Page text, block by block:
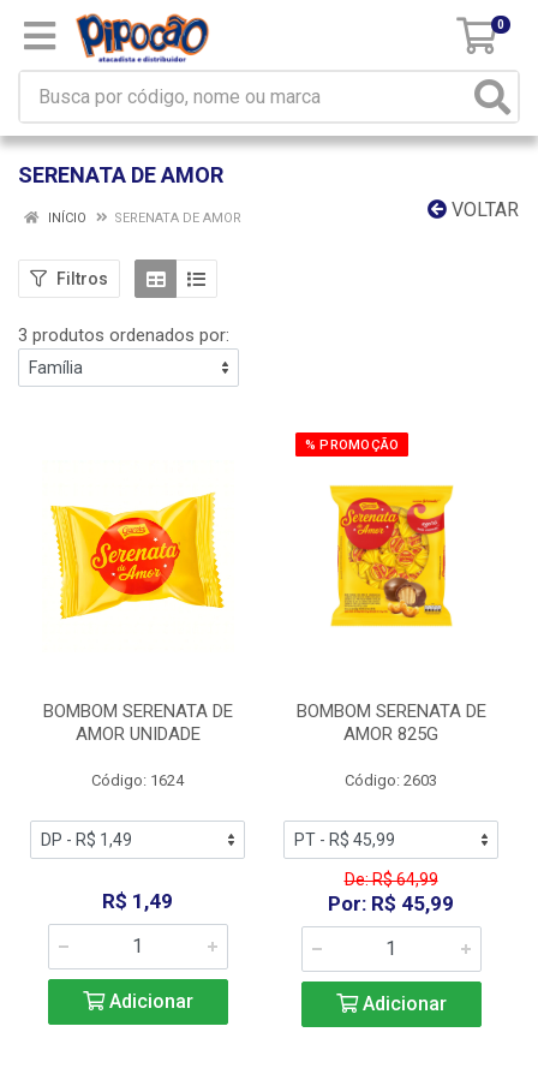
0
SERENATA DE AMOR
VOLTAR
INÍCIO SERENATA DE AMOR
Filtros
3 produtos ordenados por:
BOMBOM SERENATA DE
AMOR UNIDADE
Código: 1624
R$ 1,49
Adicionar
% PROMOÇÃO
BOMBOM SERENATA DE
AMOR 825G
Código: 2603
De: R$ 64,99
Por: R$ 45,99
Adicionar